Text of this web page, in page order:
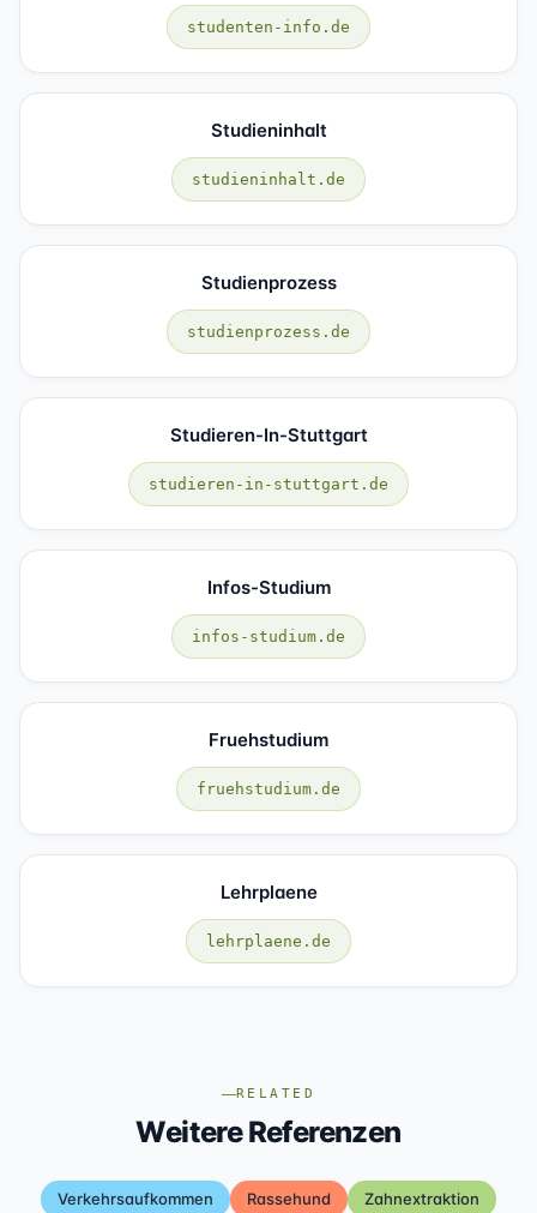
studenten-info.de
Studieninhalt
studieninhalt.de
Studienprozess
studienprozess.de
Studieren-In-Stuttgart
studieren-in-stuttgart.de
Infos-Studium
infos-studium.de
Fruehstudium
fruehstudium.de
Lehrplaene
lehrplaene.de
RELATED
Weitere Referenzen
Verkehrsaufkommen Rassehund Zahnextraktion